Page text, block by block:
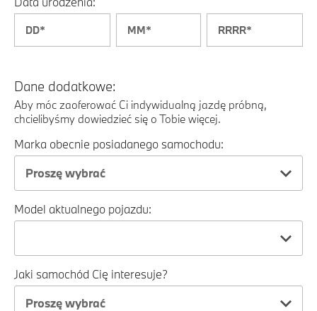
Dane dodatkowe:
Aby móc zaoferować Ci indywidualną jazdę próbną,
chcielibyśmy dowiedzieć się o Tobie więcej.
Marka obecnie posiadanego samochodu:
Proszę wybrać
Model aktualnego pojazdu:
Jaki samochód Cię interesuje?
Proszę wybrać